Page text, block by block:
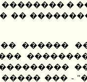
�
��
������
��� -